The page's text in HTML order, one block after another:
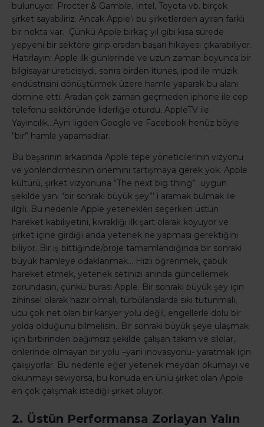
bulunuyor. Procter & Gamble, Intel, Toyota vb. birçok
şirket sayabiliriz. Ancak Apple’ı bu şirketlerden ayıran farklı
bir nokta var. Çünkü Apple birkaç yıl gibi kısa sürede
yepyeni bir sektöre girip oradan başarı hikayesi çıkarabiliyor.
Hatırlayın; Apple ilk günlerinde ve uzun zaman boyunca bir
bilgisayar üreticisiydi, sonra birden itunes, ipod ile müzik
endüstrisini dönüştürmek üzere hamle yaparak bu alanı
domine etti. Aradan çok zaman geçmeden iphone ile cep
telefonu sektöründe liderliğe oturdu. AppleTV ile
Yayıncılık…Aynı ligden Google ve Facebook henüz böyle
“bir” hamle yapamadılar.
Bu başarının arkasında Apple tepe yöneticilerinin vizyonu
ve yönlendirmesinin önemini tartışmaya gerek yok. Apple
kültürü, şirket vizyonuna “The next big thing” uygun
şekilde yani “bir sonraki büyük şey”’ i aramak bulmak ile
ilgili. Bu nedenle Apple yetenekleri seçerken üstün
hareket kabiliyetini, kıvraklığı ilk şart olarak koyuyor ve
şirket içine girdiği anda yetenek ne yapması gerektiğini
biliyor. Bir iş bittiğinde/proje tamamlandığında bir sonraki
büyük hamleye odaklanmak… Hızlı öğrenmek, çabuk
hareket etmek, yetenek setinizi anında güncellemek
zorundasın, çünkü burası Apple. Bir sonraki büyük şey için
zihinsel olarak hazır olmalı, türbülanslarda sıkı tutunmalı,
ucu çok net olan bir kariyer yolu değil, engellerle dolu bir
yolda olduğunu bilmelisin…Bir sonraki büyük şeye ulaşmak
için birbirinden bağımsız şekilde çalışan takım ve silolar,
önlerinde olmayan bir yolu –yani inovasyonu- yaratmak için
çalışıyorlar. Bu nedenle eğer yetenek meydan okumayı ve
okunmayı seviyorsa, bu konuda en ünlü şirket olan Apple
en çok çalışmak istediği şirket oluyor.
2. Üstün Performansa Zorlayan Yalın